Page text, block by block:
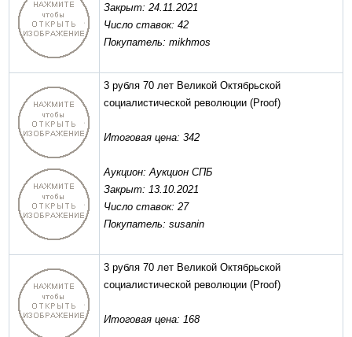
Закрыт: 24.11.2021
Число ставок: 42
Покупатель: mikhmos
3 рубля 70 лет Великой Октябрьской
социалистической революции (Proof)
Итоговая цена: 342
Аукцион: Аукцион СПБ
Закрыт: 13.10.2021
Число ставок: 27
Покупатель: susanin
3 рубля 70 лет Великой Октябрьской
социалистической революции (Proof)
Итоговая цена: 168